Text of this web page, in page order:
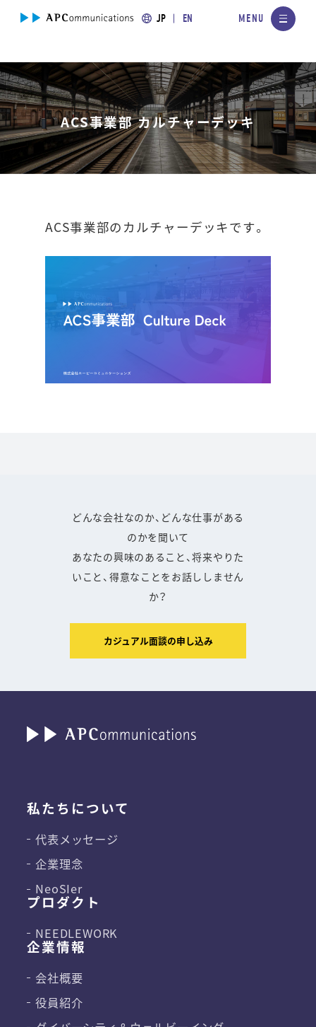
JP EN
ACS事業部 カルチャーデッキ
ACS事業部のカルチャーデッキです。
どんな会社なのか、どんな仕事がある
のかを聞いて
あなたの興味のあること、将来やりた
いこと、得意なことをお話ししません
か？
カジュアル面談の申し込み
私たちについて
代表メッセージ
企業理念
NeoSIer
プロダクト
NEEDLEWORK
企業情報
会社概要
役員紹介